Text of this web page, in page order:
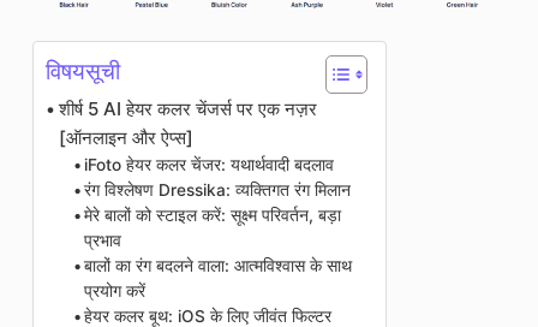
विषयसूची
शीर्ष 5 AI हेयर कलर चेंजर्स पर एक नज़र
[ऑनलाइन और ऐप्स]
iFoto हेयर कलर चेंजर: यथार्थवादी बदलाव
रंग विश्लेषण Dressika: व्यक्तिगत रंग मिलान
मेरे बालों को स्टाइल करें: सूक्ष्म परिवर्तन, बड़ा
प्रभाव
बालों का रंग बदलने वाला: आत्मविश्वास के साथ
प्रयोग करें
हेयर कलर बूथ: iOS के लिए जीवंत फिल्टर